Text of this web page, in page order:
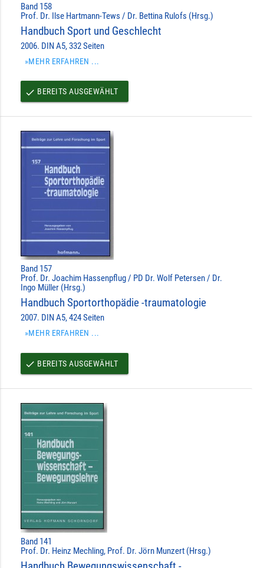
Band 158
Prof. Dr. Ilse Hartmann-Tews / Dr. Bettina Rulofs (Hrsg.)
Handbuch Sport und Geschlecht
2006. DIN A5, 332 Seiten
»MEHR ERFAHREN ...
done BEREITS AUSGEWÄHLT
Band 157
Prof. Dr. Joachim Hassenpflug / PD Dr. Wolf Petersen / Dr.
Ingo Müller (Hrsg.)
Handbuch Sportorthopädie -traumatologie
2007. DIN A5, 424 Seiten
»MEHR ERFAHREN ...
done BEREITS AUSGEWÄHLT
Band 141
Prof. Dr. Heinz Mechling, Prof. Dr. Jörn Munzert (Hrsg.)